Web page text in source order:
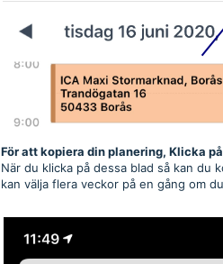
För att kopiera din planering, Klicka
När du klicka på dessa blad så kan du
kan välja flera veckor på en gång om